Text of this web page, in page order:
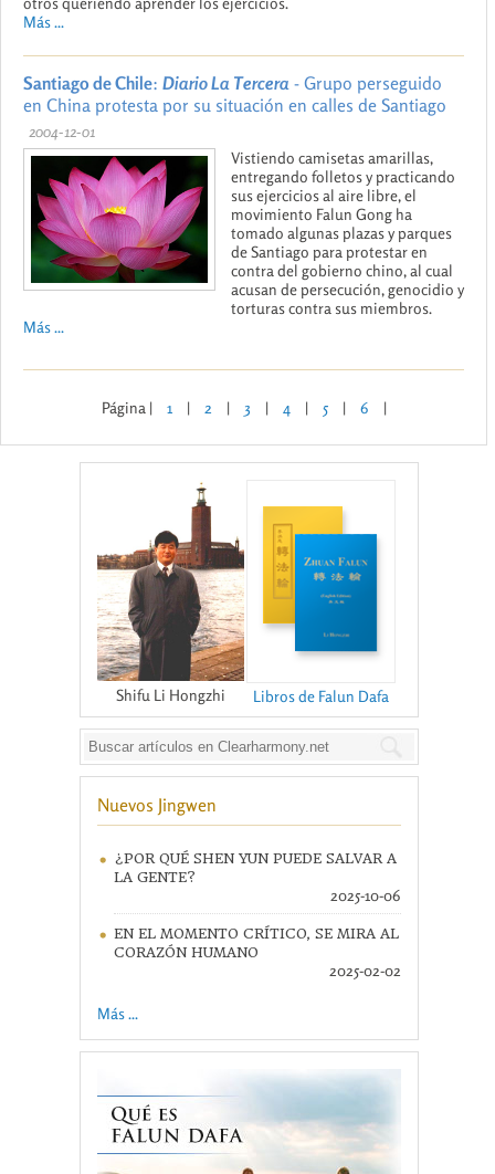
Más ...
Santiago de Chile: Diario La Tercera - Grupo perseguido
en China protesta por su situación en calles de Santiago
2004-12-01
Vistiendo camisetas amarillas,
entregando folletos y practicando
sus ejercicios al aire libre, el
movimiento Falun Gong ha
tomado algunas plazas y parques
de Santiago para protestar en
contra del gobierno chino, al cual
acusan de persecución, genocidio y
torturas contra sus miembros.
Más ...
Página | 1 | 2 | 3 | 4 | 5 | 6 |
Shifu Li Hongzhi Libros de Falun Dafa
Nuevos Jingwen
¿POR QUÉ SHEN YUN PUEDE SALVAR A
LA GENTE?
2025-10-06
EN EL MOMENTO CRÍTICO, SE MIRA AL
CORAZÓN HUMANO
2025-02-02
Más ...